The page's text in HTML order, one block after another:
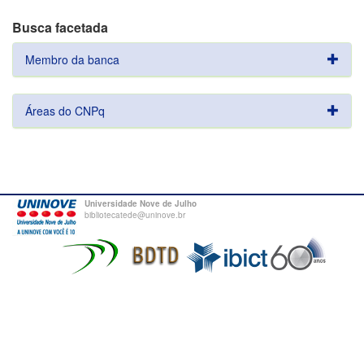
Busca facetada
Membro da banca
Áreas do CNPq
Universidade Nove de Julho
bibliotecatede@uninove.br